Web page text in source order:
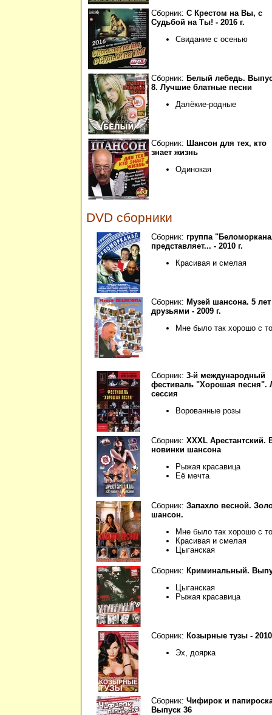
Сборник: С Крестом на Вы, с
Судьбой на Ты! - 2016 г.
Свидание с осенью
Сборник: Белый лебедь.
8. Лучшие блатные песни
Далёкие-родные
Сборник: Шансон для тех, кто
знает жизнь
Одинокая
DVD сборники
Сборник: группа
представляет... - 2010 г.
Красивая и смелая
Сборник: Музей шансона. 5 лет
друзьями - 2009 г.
Мне было так хорошо с
Сборник: 3-й международный
фестиваль "Хорошая песня".
сессия
Ворованные розы
Сборник: XXXL Арестантский.
новинки шансона
Рыжая красавица
Её мечта
Сборник: Запахло весной.
шансон.
Мне было так хорошо с
Красивая и смелая
Цыганская
Сборник: Криминальный.
Цыганская
Рыжая красавица
Сборник: Козырные тузы - 2010
Эх, доярка
Сборник: Чифирок и
Выпуск 36